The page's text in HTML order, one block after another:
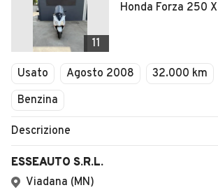
11
Honda Forza 250 X
Usato Agosto 2008 32.000 km
Benzina
Descrizione
ESSEAUTO S.R.L.
Viadana (MN)